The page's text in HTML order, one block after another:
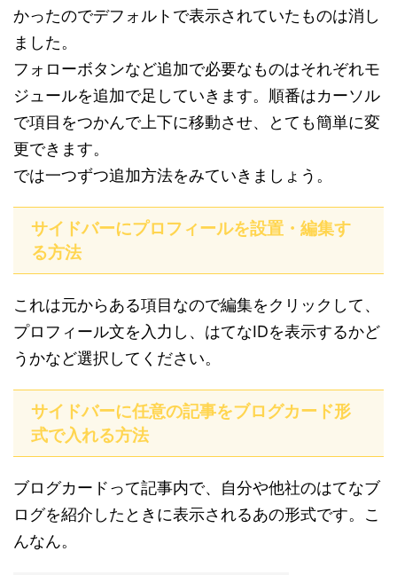
かったのでデフォルトで表示されていたものは消し
ました。
フォローボタンなど追加で必要なものはそれぞれモ
ジュールを追加で足していきます。順番はカーソル
で項目をつかんで上下に移動させ、とても簡単に変
更できます。
では一つずつ追加方法をみていきましょう。
サイドバーにプロフィールを設置・編集す
る方法
これは元からある項目なので編集をクリックして、
プロフィール文を入力し、はてなIDを表示するかど
うかなど選択してください。
サイドバーに任意の記事をブログカード形
式で入れる方法
ブログカードって記事内で、自分や他社のはてなブ
ログを紹介したときに表示されるあの形式です。こ
んなん。